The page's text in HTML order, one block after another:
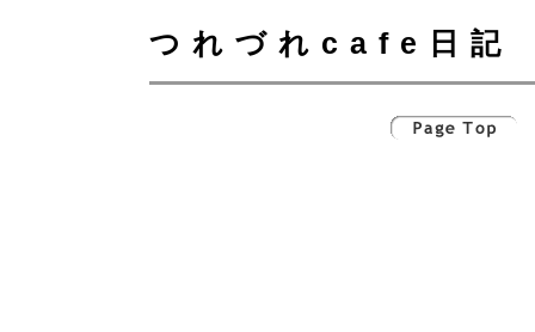
つれづれcafe日記